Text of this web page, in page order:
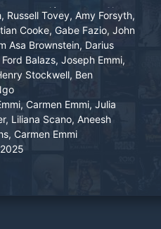
operación secreta. Sin
cambia cuando se
sus objetivos, un hombre
red que está tratando
Russell Tovey, Amy Forsyth,
Cooke, Gabe Fazio, John
Asa Brownstein, Darius
Balazs, Joseph Emmi,
Stockwell, Ben
Carmen Emmi, Julia
Liliana Scano, Aneesh
Carmen Emmi
2025